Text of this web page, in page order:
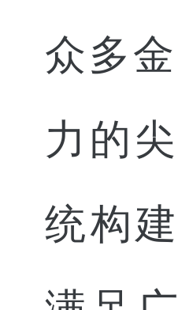
众多
力的
统构